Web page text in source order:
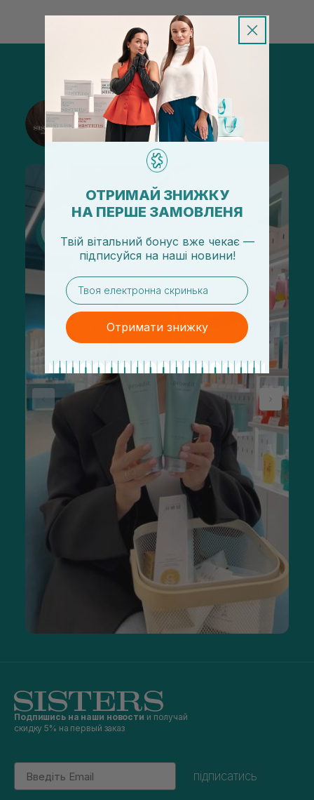
@sisters_stelmakh в Instagram
Подписаться
Подпишись на наши новости и получай
скидку 5% на первый заказ
Email
підписатись
ОТРИМАЙ ЗНИЖКУ
НА ПЕРШЕ ЗАМОВЛЕНЯ
Твій вітальний бонус вже чекає —
підписуйся на наші новини!
email
Отримати знижку